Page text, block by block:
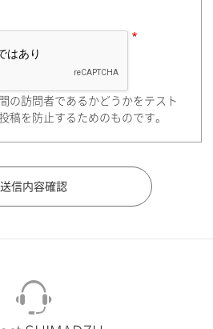
住所検索
の訪問者であるかどうかをテスト
稿を防止するためのものです。